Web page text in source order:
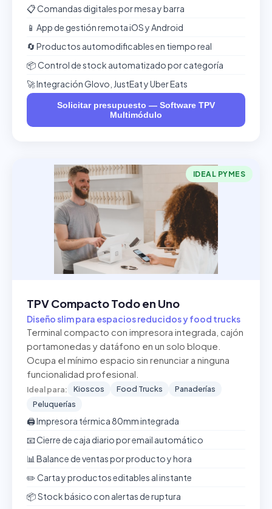
📋 Comandas digitales por mesa y barra
📱 App de gestión remota iOS y Android
🔄 Productos automodificables en tiempo real
📦 Control de stock automatizado por categoría
🚀 Integración Glovo, JustEat y Uber Eats
Solicitar presupuesto — Software TPV
Multimódulo
IDEAL PYMES
TPV Compacto Todo en Uno
Diseño slim para espacios reducidos y food trucks
Terminal compacto con impresora integrada, cajón
portamonedas y datáfono en un solo bloque.
Ocupa el mínimo espacio sin renunciar a ninguna
funcionalidad profesional.
Ideal para: Kioscos Food Trucks
Panaderías
Peluquerías
🖨️ Impresora térmica 80mm integrada
📧 Cierre de caja diario por email automático
📊 Balance de ventas por producto y hora
✏️ Carta y productos editables al instante
📦 Stock básico con alertas de ruptura